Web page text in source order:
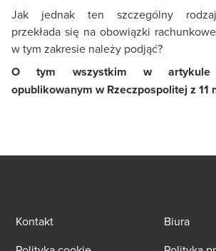
Jak jednak ten szczególny rodzaj
przekłada się na obowiązki
w tym zakresie należy podjąć?
O tym wszystkim w artykule
opublikowanym w Rzeczpospolitej z 11
Kontakt
Biura